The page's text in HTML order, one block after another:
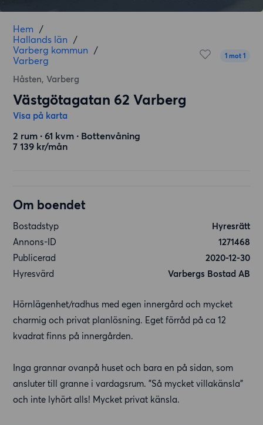
Hem /
Hallands län /
Varberg kommun /
Varberg
Håsten, Varberg
1 mot 1
Västgötagatan 62 Varberg
Visa på karta
2 rum ∙ 61 kvm ∙ Bottenvåning
7 139 kr/mån
Om boendet
Bostadstyp
Hyresrätt
Annons-ID
1271468
Publicerad
2020-12-30
Hyresvärd
Varbergs Bostad AB
Hörnlägenhet/radhus med egen innergård och mycket
charmig och privat planlösning. Eget förråd på ca 12
kvadrat finns på innergården.
Inga grannar ovanpå huset och bara en på sidan, som
ansluter till granne i vardagsrum. "Så mycket villakänsla"
och inte lyhört alls! Mycket privat känsla.